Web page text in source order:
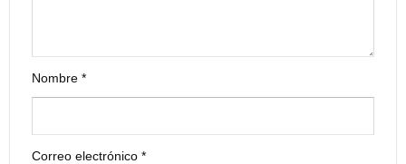
Nombre *
Correo electrónico *